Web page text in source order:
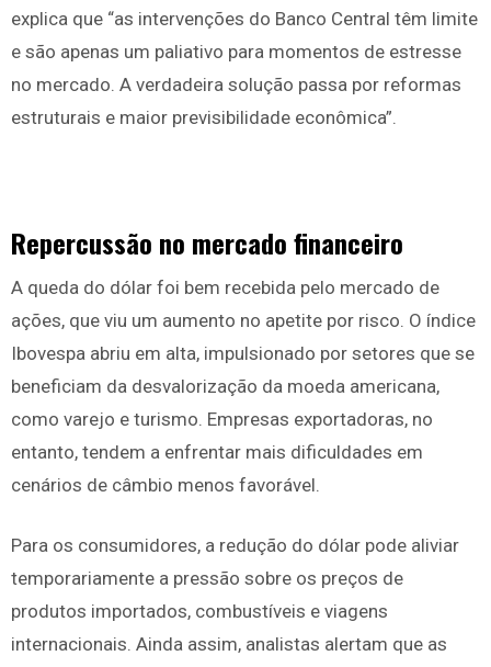
explica que “as intervenções do Banco Central têm limite
e são apenas um paliativo para momentos de estresse
no mercado. A verdadeira solução passa por reformas
estruturais e maior previsibilidade econômica”.
Repercussão no mercado financeiro
A queda do dólar foi bem recebida pelo mercado de
ações, que viu um aumento no apetite por risco. O índice
Ibovespa abriu em alta, impulsionado por setores que se
beneficiam da desvalorização da moeda americana,
como varejo e turismo. Empresas exportadoras, no
entanto, tendem a enfrentar mais dificuldades em
cenários de câmbio menos favorável.
Para os consumidores, a redução do dólar pode aliviar
temporariamente a pressão sobre os preços de
produtos importados, combustíveis e viagens
internacionais. Ainda assim, analistas alertam que as